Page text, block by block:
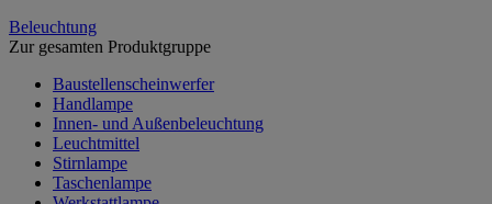
Beleuchtung
Zur gesamten Produktgruppe
Baustellenscheinwerfer
Handlampe
Innen- und Außenbeleuchtung
Leuchtmittel
Stirnlampe
Taschenlampe